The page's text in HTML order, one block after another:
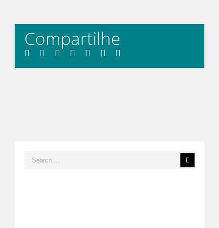
Compartilhe
Facebook
TwitterLinkedInWhatsapp
TumblrPinterest
Search
for: